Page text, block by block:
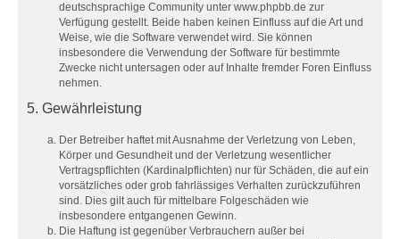
deutschsprachige Community unter www.phpbb.de zur
Verfügung gestellt. Beide haben keinen Einfluss auf die Art und
Weise, wie die Software verwendet wird. Sie können
insbesondere die Verwendung der Software für bestimmte
Zwecke nicht untersagen oder auf Inhalte fremder Foren Einfluss
nehmen.
5. Gewährleistung
Der Betreiber haftet mit Ausnahme der Verletzung von Leben,
Körper und Gesundheit und der Verletzung wesentlicher
Vertragspflichten (Kardinalpflichten) nur für Schäden, die auf ein
vorsätzliches oder grob fahrlässiges Verhalten zurückzuführen
sind. Dies gilt auch für mittelbare Folgeschäden wie
insbesondere entgangenen Gewinn.
Die Haftung ist gegenüber Verbrauchern außer bei